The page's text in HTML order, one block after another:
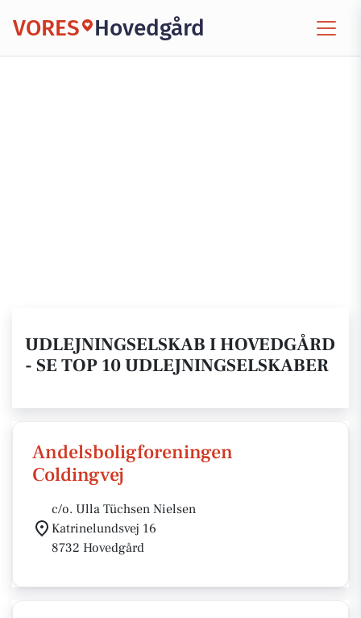
VORES Hovedgård
UDLEJNINGSELSKAB I HOVEDGÅRD
- SE TOP 10 UDLEJNINGSELSKABER
Andelsboligforeningen
Coldingvej
c/o. Ulla Tüchsen Nielsen
Katrinelundsvej 16
8732 Hovedgård